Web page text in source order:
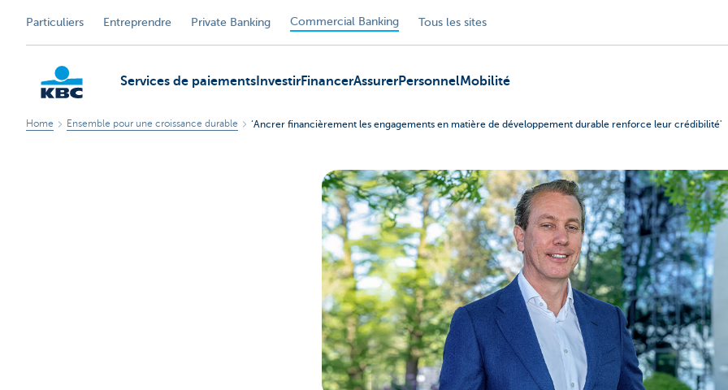
Particuliers Entreprendre Private Banking Commercial Banking Tous les sites
Services de paiements InvestirFinancerAssurerPersonnelMobilité
Home Ensemble pour une croissance durable ‘Ancrer financièrement les engagements en matière de développement durable renforce leur crédibilité'